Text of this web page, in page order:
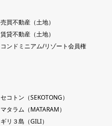
売買不動産（土地）
賃貸不動産（土地）
コンドミニアム/リゾート会員権
セコトン（SEKOTONG）
マタラム（MATARAM）
ギリ３島（GILI）